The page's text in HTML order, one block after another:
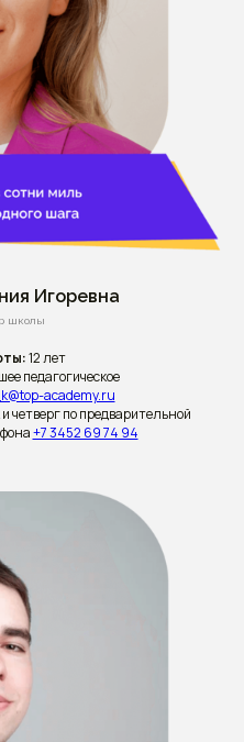
Игоревна
школы
12 лет
педагогическое
academy.ru
четверг по предварительной
+7 3452 69 74 94